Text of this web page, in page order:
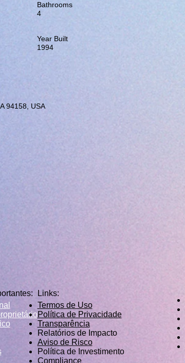
Bathrooms
4
Year Built
1994
94158, USA
Links:
Termos de Uso
Política de Privacidade
Transparência
Relatórios de Impacto
Aviso de Risco
Política de Investimento
Compliance